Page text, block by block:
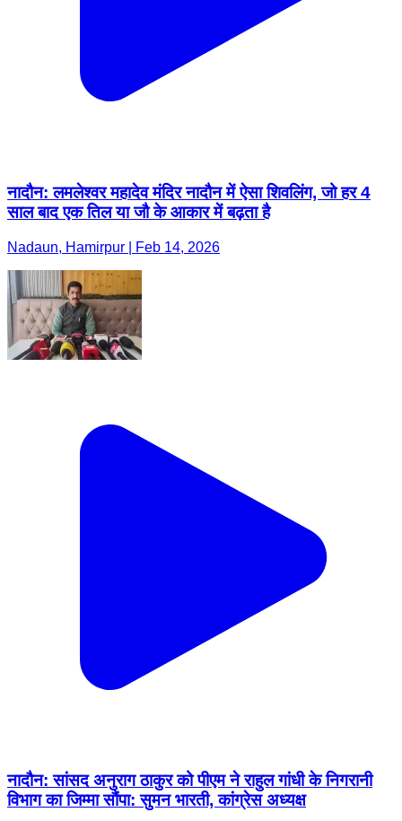
नादौन: लमलेश्वर महादेव मंदिर नादौन में ऐसा शिवलिंग, जो हर 4
साल बाद एक तिल या जौ के आकार में बढ़ता है
Nadaun, Hamirpur | Feb 14, 2026
नादौन: सांसद अनुराग ठाकुर को पीएम ने राहुल गांधी के निगरानी
विभाग का जिम्मा सौंपा: सुमन भारती, कांग्रेस अध्यक्ष